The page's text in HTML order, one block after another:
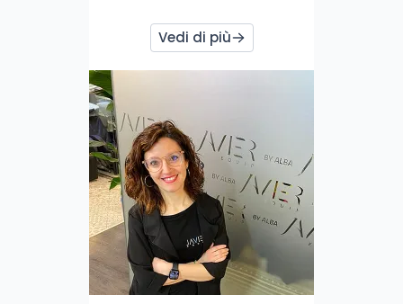
Vedi di più